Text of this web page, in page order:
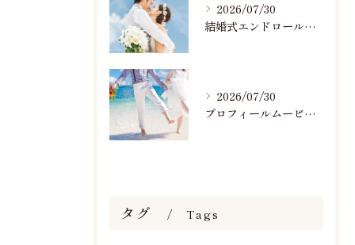
2026/07/30
結婚式エンドロールで人気のおすすめBGM楽曲ランキング！(7/29最新)
2026/07/30
プロフィールムービーで人気おすすめのBGM楽曲ランキング！(7/29最新)
タグ Tags